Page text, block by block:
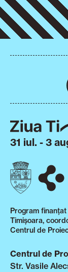
31 iul. - 3
Program
Timișoara,
Centrul de
Centrul de
Str. Vasile